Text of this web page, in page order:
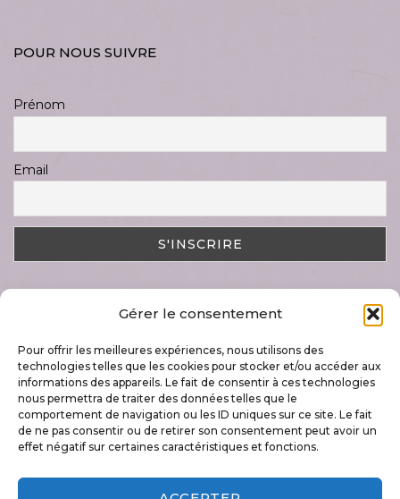
Gérer le consentement
Pour offrir les meilleures expériences, nous utilisons des
technologies telles que les cookies pour stocker et/ou accéder aux
informations des appareils. Le fait de consentir à ces technologies
nous permettra de traiter des données telles que le
comportement de navigation ou les ID uniques sur ce site. Le fait
de ne pas consentir ou de retirer son consentement peut avoir un
effet négatif sur certaines caractéristiques et fonctions.
POUR NOUS SUIVRE
Prénom
Email
DERNIER ARTICLE
Magnifique semaine « Art & Nature »
17 juillet 2023
+32 496 79 60 42